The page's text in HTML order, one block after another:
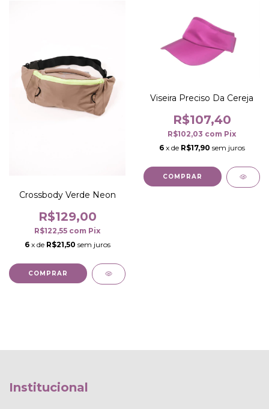
Crossbody Verde Neon
R$129,00
R$122,55 com Pix
6 x de R$21,50 sem juros
COMPRAR
Viseira Preciso Da Cereja
R$107,40
R$102,03 com Pix
6 x de R$17,90 sem juros
COMPRAR
Institucional